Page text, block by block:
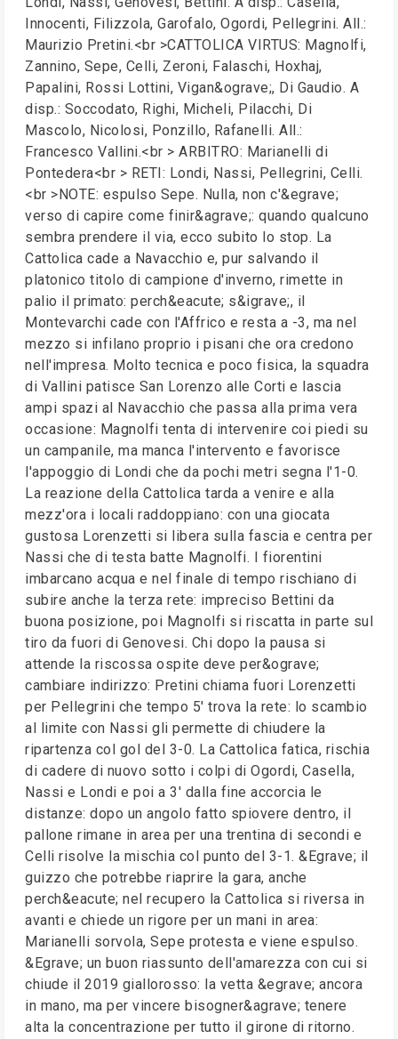
Innocenti, Filizzola, Garofalo, Ogordi, Pellegrini. All.:
Maurizio Pretini.<br >CATTOLICA VIRTUS: Magnolfi,
Zannino, Sepe, Celli, Zeroni, Falaschi, Hoxhaj,
Papalini, Rossi Lottini, Vigan&ograve;, Di Gaudio. A
disp.: Soccodato, Righi, Micheli, Pilacchi, Di
Mascolo, Nicolosi, Ponzillo, Rafanelli. All.:
Francesco Vallini.<br > ARBITRO: Marianelli di
Pontedera<br > RETI: Londi, Nassi, Pellegrini, Celli.
<br >NOTE: espulso Sepe. Nulla, non c'&egrave;
verso di capire come finir&agrave;: quando qualcuno
sembra prendere il via, ecco subito lo stop. La
Cattolica cade a Navacchio e, pur salvando il
platonico titolo di campione d'inverno, rimette in
palio il primato: perch&eacute; s&igrave;, il
Montevarchi cade con l'Affrico e resta a -3, ma nel
mezzo si infilano proprio i pisani che ora credono
nell'impresa. Molto tecnica e poco fisica, la squadra
di Vallini patisce San Lorenzo alle Corti e lascia
ampi spazi al Navacchio che passa alla prima vera
occasione: Magnolfi tenta di intervenire coi piedi su
un campanile, ma manca l'intervento e favorisce
l'appoggio di Londi che da pochi metri segna l'1-0.
La reazione della Cattolica tarda a venire e alla
mezz'ora i locali raddoppiano: con una giocata
gustosa Lorenzetti si libera sulla fascia e centra per
Nassi che di testa batte Magnolfi. I fiorentini
imbarcano acqua e nel finale di tempo rischiano di
subire anche la terza rete: impreciso Bettini da
buona posizione, poi Magnolfi si riscatta in parte sul
tiro da fuori di Genovesi. Chi dopo la pausa si
attende la riscossa ospite deve per&ograve;
cambiare indirizzo: Pretini chiama fuori Lorenzetti
per Pellegrini che tempo 5' trova la rete: lo scambio
al limite con Nassi gli permette di chiudere la
ripartenza col gol del 3-0. La Cattolica fatica, rischia
di cadere di nuovo sotto i colpi di Ogordi, Casella,
Nassi e Londi e poi a 3' dalla fine accorcia le
distanze: dopo un angolo fatto spiovere dentro, il
pallone rimane in area per una trentina di secondi e
Celli risolve la mischia col punto del 3-1. &Egrave; il
guizzo che potrebbe riaprire la gara, anche
perch&eacute; nel recupero la Cattolica si riversa in
avanti e chiede un rigore per un mani in area:
Marianelli sorvola, Sepe protesta e viene espulso.
&Egrave; un buon riassunto dell'amarezza con cui si
chiude il 2019 giallorosso: la vetta &egrave; ancora
in mano, ma per vincere bisogner&agrave; tenere
alta la concentrazione per tutto il girone di ritorno.